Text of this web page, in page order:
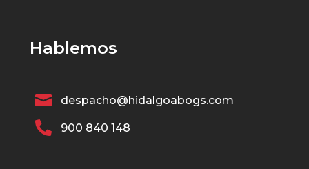
Hablemos
 despacho@hidalgoabogs.com
 900 840 148